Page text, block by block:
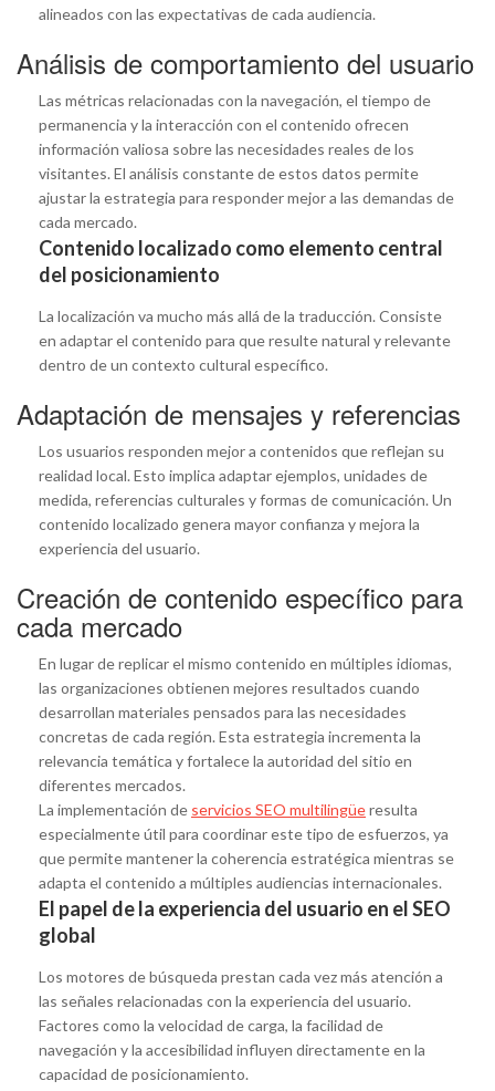
alineados con las expectativas de cada audiencia.
Análisis de comportamiento del usuario
Las métricas relacionadas con la navegación, el tiempo de
permanencia y la interacción con el contenido ofrecen
información valiosa sobre las necesidades reales de los
visitantes. El análisis constante de estos datos permite
ajustar la estrategia para responder mejor a las demandas de
cada mercado.
Contenido localizado como elemento central
del posicionamiento
La localización va mucho más allá de la traducción. Consiste
en adaptar el contenido para que resulte natural y relevante
dentro de un contexto cultural específico.
Adaptación de mensajes y referencias
Los usuarios responden mejor a contenidos que reflejan su
realidad local. Esto implica adaptar ejemplos, unidades de
medida, referencias culturales y formas de comunicación. Un
contenido localizado genera mayor confianza y mejora la
experiencia del usuario.
Creación de contenido específico para
cada mercado
En lugar de replicar el mismo contenido en múltiples idiomas,
las organizaciones obtienen mejores resultados cuando
desarrollan materiales pensados para las necesidades
concretas de cada región. Esta estrategia incrementa la
relevancia temática y fortalece la autoridad del sitio en
diferentes mercados.
La implementación de servicios SEO multilingüeresulta
especialmente útil para coordinar este tipo de esfuerzos, ya
que permite mantener la coherencia estratégica mientras se
adapta el contenido a múltiples audiencias internacionales.
El papel de la experiencia del usuario en el SEO
global
Los motores de búsqueda prestan cada vez más atención a
las señales relacionadas con la experiencia del usuario.
Factores como la velocidad de carga, la facilidad de
navegación y la accesibilidad influyen directamente en la
capacidad de posicionamiento.